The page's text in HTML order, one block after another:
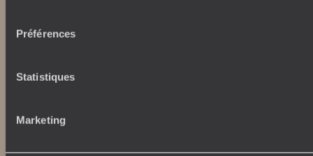
Préférences
Statistiques
Marketing
Lire notre politique de confidentialité